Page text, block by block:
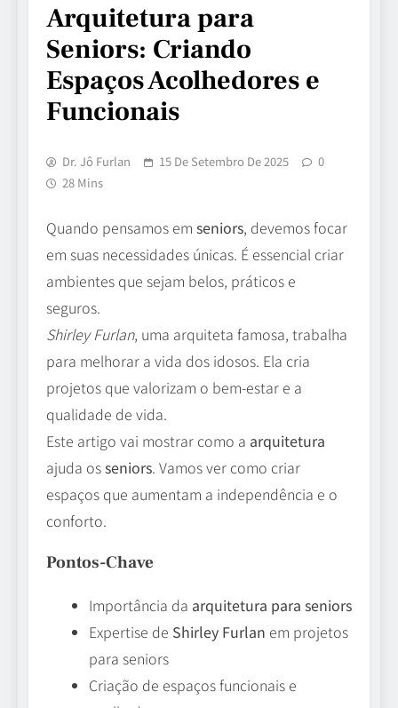
Arquitetura para
Seniors: Criando
Espaços Acolhedores e
Funcionais
Dr. Jô Furlan 15 De Setembro De 2025
0
28 Mins
Quando pensamos em seniors, devemos focar
em suas necessidades únicas. É essencial criar
ambientes que sejam belos, práticos e
seguros.
Shirley Furlan, uma arquiteta famosa, trabalha
para melhorar a vida dos idosos. Ela cria
projetos que valorizam o bem-estar e a
qualidade de vida.
Este artigo vai mostrar como a arquitetura
ajuda osseniors. Vamos ver como criar
espaços que aumentam a independência e o
conforto.
Pontos-Chave
Importância da arquitetura para seniors
Expertise de Shirley Furlan em projetos
para seniors
Criação de espaços funcionais e